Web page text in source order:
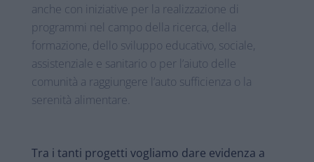
anche con iniziative per la realizzazione di
programmi nel campo della ricerca, della
formazione, dello sviluppo educativo, sociale,
assistenziale e sanitario o per l’aiuto delle
comunità a raggiungere l’auto sufficienza o la
serenità alimentare.
Tra i tanti progetti vogliamo dare evidenza a